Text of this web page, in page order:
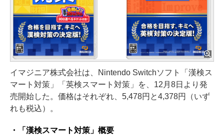
イマジニア株式会社は、Nintendo Switchソフト「漢検ス
マート対策」「英検スマート対策」を、12月8日より発
売開始した。価格はそれぞれ、5,478円と4,378円（いず
れも税込）。
・「漢検スマート対策」概要